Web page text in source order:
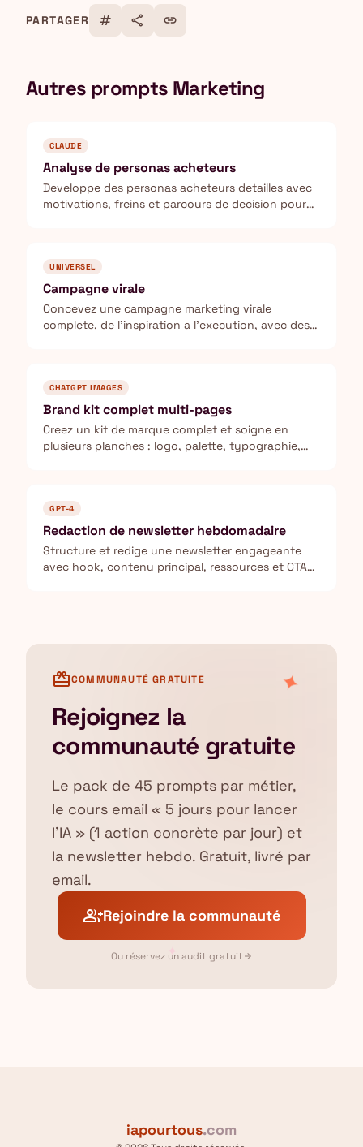
PARTAGER tag share link
Autres prompts Marketing
CLAUDE
Analyse de personas acheteurs
Developpe des personas acheteurs detailles avec
motivations, freins et parcours de decision pour
UNIVERSEL
Campagne virale
Concevez une campagne marketing virale
complete, de l'inspiration a l'execution, avec des
CHATGPT IMAGES
Brand kit complet multi-pages
Creez un kit de marque complet et soigne en
plusieurs planches : logo, palette, typographie,
GPT-4
Redaction de newsletter hebdomadaire
Structure et redige une newsletter engageante
avec hook, contenu principal, ressources et CTA
✦
✦
card_giftcardCOMMUNAUTÉ GRATUITE
Rejoignez la
communauté gratuite
Le pack de 45 prompts par métier,
le cours email « 5 jours pour lancer
l'IA » (1 action concrète par jour) et
la newsletter hebdo. Gratuit, livré par
email.
group_addRejoindre la communauté
Ou réservez un audit gratuit arrow_forward
iapourtous.com